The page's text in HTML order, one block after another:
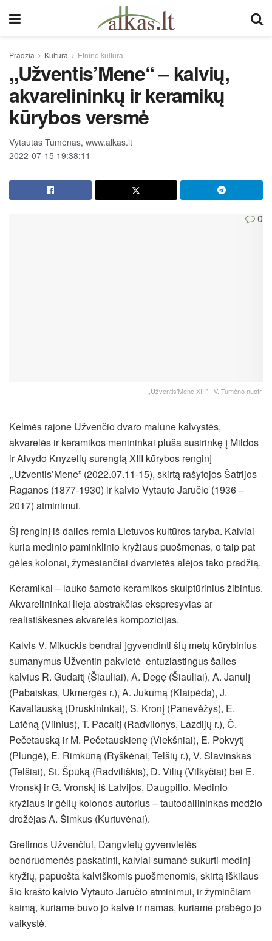
Pradžia Kultūra Etninė kultūra
,,Užventis’Mene“ – kalvių,
akvarelininkų ir keramikų
kūrybos versmė
Vytautas Tumėnas, www.alkas.lt
2022-07-15 19:38:11
0
,,Užventis’Mene XIII” | V. Tumėno nuotr.
Kelmės rajone Užvenčio dvaro malūne kalvystės,
akvarelės ir keramikos menininkai pluša susirinkę į Mildos
ir Alvydo Knyzelių surengtą XIII kūrybos renginį
,,Užventis’Mene” (2022.07.11-15), skirtą rašytojos Šatrijos
Raganos (1877-1930) ir kalvio Vytauto Jaručio (1936 –
2017) atminimui.
Šį renginį iš dalies remia Lietuvos kultūros taryba. Kalviai
kuria medinio paminklinio kryžiaus puošmenas, o taip pat
gėles kolonai, žymėsiančiai dvarvietės alėjos tako pradžią.
Keramikai – lauko šamoto keramikos skulptūrinius žibintus.
Akvarelininkai lieja abstrakčias ekspresyvias ar
realistiškesnes akvarelės kompozicijas.
Kalvis V. Mikuckis bendrai įgyvendinti šių metų kūrybinius
sumanymus Užventin pakvietė entuziastingus šalies
kalvius R. Gudaitį (Šiauliai), A. Degę (Šiauliai), A. Janulį
(Pabaiskas, Ukmergės r.), A. Jukumą (Klaipėda), J.
Kavaliauską (Druskininkai), S. Kronį (Panevėžys), E.
Latėną (Vilnius), T. Pacaitį (Radvilonys, Lazdijų r.), Č.
Pečetauską ir M. Pečetauskienę (Viekšniai), E. Pokvytį
(Plungė), E. Rimkūną (Ryškėnai, Telšių r.), V. Slavinskas
(Telšiai), St. Špūką (Radviliškis), D. Vilių (Vilkyčiai) bei E.
Vronskį ir G. Vronskį iš Latvijos, Daugpilio. Medinio
kryžiaus ir gėlių kolonos autorius – tautodailininkas medžio
drožėjas A. Šimkus (Kurtuvėnai).
Gretimos Užvenčiui, Dangvietų gyvenvietės
bendruomenės paskatinti, kalviai sumanė sukurti medinį
kryžių, papuošta kalviškomis puošmenomis, skirtą iškilaus
šio krašto kalvio Vytauto Jaručio atminimui, ir žyminčiam
kaimą, kuriame buvo jo kalvė ir namas, kuriame prabėgo jo
vaikystė.